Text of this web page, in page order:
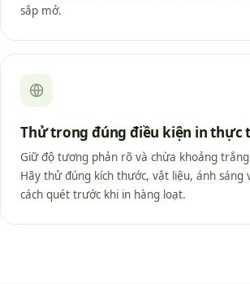
sắp mở.
Thử trong đúng điều kiện in thực
Giữ độ tương phản rõ và chừa khoảng
Hãy thử đúng kích thước, vật liệu, ánh sáng
cách quét trước khi in hàng loạt.